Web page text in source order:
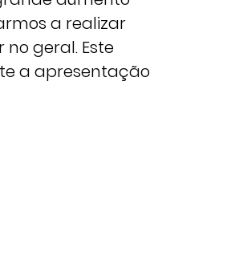
a realizar
geral. Este
a apresentação